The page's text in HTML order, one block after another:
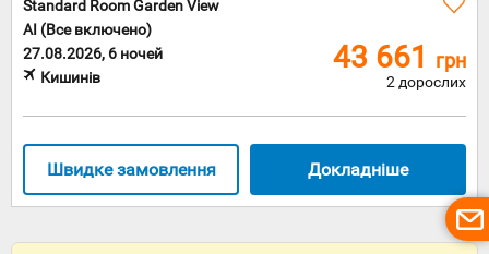
сноуборд.
магнітом
любителів
усіх без
видів
спорту є
Татри, де
знаходяться
десятки
Standard Room Garden View
AI (Все включено)
27.08.2026, 6 ночей
Кишинів
43 661 грн
2 дорослих
Докладніше
Швидке замовлення